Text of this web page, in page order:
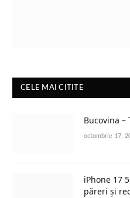
CELE MAI CITITE
Bucovina
octombrie 17,
iPhone 17
păreri și